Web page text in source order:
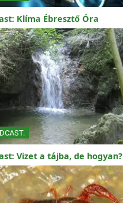
Klíma Ébresztő Óra
Vizet a tájba, de hogyan?